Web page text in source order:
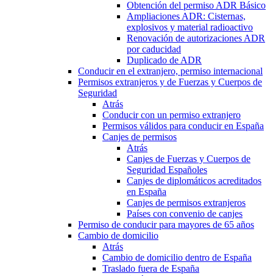
Obtención del permiso ADR Básico
Ampliaciones ADR: Cisternas,
explosivos y material radioactivo
Renovación de autorizaciones ADR
por caducidad
Duplicado de ADR
Conducir en el extranjero, permiso internacional
Permisos extranjeros y de Fuerzas y Cuerpos de
Seguridad
Atrás
Conducir con un permiso extranjero
Permisos válidos para conducir en España
Canjes de permisos
Atrás
Canjes de Fuerzas y Cuerpos de
Seguridad Españoles
Canjes de diplomáticos acreditados
en España
Canjes de permisos extranjeros
Países con convenio de canjes
Permiso de conducir para mayores de 65 años
Cambio de domicilio
Atrás
Cambio de domicilio dentro de España
Traslado fuera de España